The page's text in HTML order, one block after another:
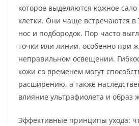
которое выделяются кожное
клетки. Они чаще встречаются в
нос и подбородок. Пор часто
точки или линии, особенно при
неправильном освещении.
кожи со временем могут
расширению, а также
влияние ультрафиолета и образ
Эффективные принципы ухода: